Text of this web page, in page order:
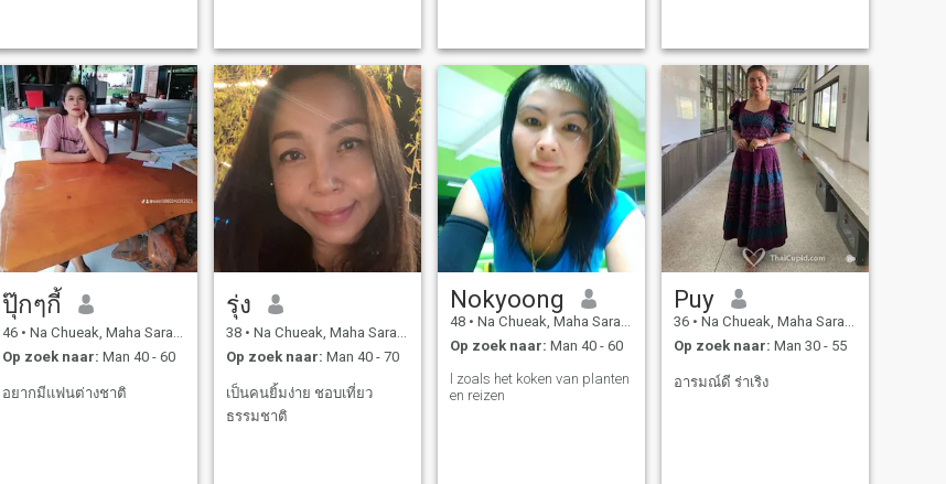
accepteren. Geld is geen
blijvend geluk. Liefde,
eerlijkheid is een beetje geluk
te noemen, duurzaamheid is
weinig maar gelukkig. Ik
kom hier om iemand te
vinden die me kan
accepteren. En klaar om een
gezin met mij te bouwen. Ik
hoop dat ik die persoon hier
vind ☺ ️
และกันรักเรา
ปุ๊กๆกี้
46 • Na Chueak, Maha Sarakham, Thailand
Op zoek naar: Man 40 - 60
อยากมีแฟนต่างชาติ
รุ่ง
38 • Na Chueak, Maha Sarakham, Thailand
Op zoek naar: Man 40 - 70
เป็นคนยิ้มง่าย ชอบเที่ยว
ธรรมชาติ
Nokyoong
48 • Na Chueak, Maha Sarakham, Thailand
Op zoek naar: Man 40 - 60
l zoals het koken van planten
en reizen
Puy
36 • Na Chueak, Maha Sarakham, Thailand
Op zoek naar: Man 30 - 55
อารมณ์ดี ร่าเริง